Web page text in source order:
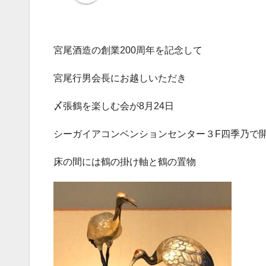
宮尾酒造の創業200周年を記念して
宮尾行男会長にお越しいただき
〆張鶴を楽しむ会が8月24日
シーガイアコンベンションセンター３F四季乃で
床の間には鶴の掛け軸と鶴の置物